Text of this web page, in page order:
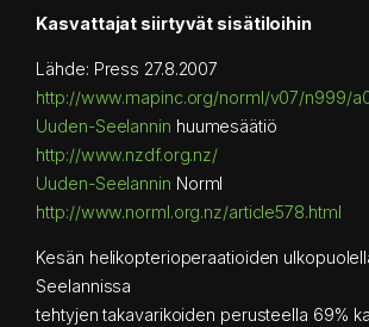
Kasvattajat siirtyvät sisätiloihin
Lähde: Press 27.8.2007
http://www.mapinc.org/norml/v07/n999/
Uuden-Seelannin huumesäätiö
http://www.nzdf.org.nz/
Uuden-Seelannin Norml
http://www.norml.org.nz/article578.html
Kesän helikopterioperaatioiden
Seelannissa
tehtyjen takavarikoiden perusteella 69%